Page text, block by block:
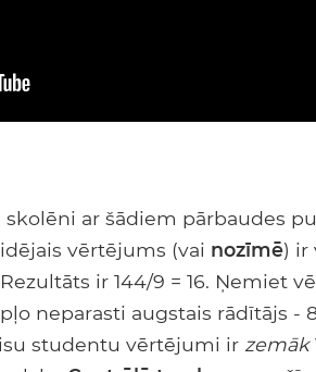
ar šādiem pārbaudes
vērtējums (vai nozīmē) ir
ir 144/9 = 16. Ņemiet
neparasti augstais rādītājs -
studentu vērtējumi ir zemāk